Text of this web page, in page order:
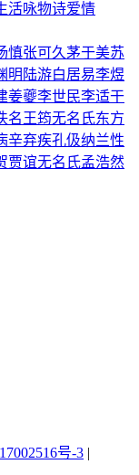
活咏物诗爱情
慎张可久茅于美苏
明 陆游白居易李煜
姜夔李世民李适干
名 王筠无名氏东方
辛弃疾孔伋纳兰性
贾谊无名氏孟浩然
号-3 |